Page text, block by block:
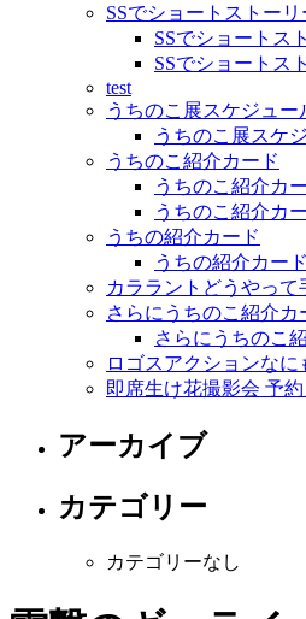
SSでショートストーリ
SSでショートス
SSでショートス
test
うちのこ展スケジュー
うちのこ展スケ
うちのこ紹介カード
うちのこ紹介カ
うちのこ紹介カ
うちの紹介カード
うちの紹介カード
カララントどうやって
さらにうちのこ紹介カ
さらにうちのこ
ロゴスアクションな
即席生け花撮影会 予
アーカイブ
カテゴリー
カテゴリーなし